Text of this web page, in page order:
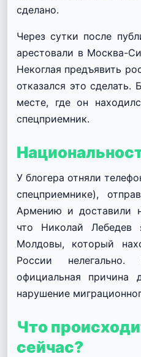
сделано.
Через сутки после
арестовали в Москва-
Некоглая предъявить
отказался это сделать.
месте, где он
спецприемник.
У блогера отняли
спецприемнике),
Армению и доставили
что Николай Лебедев
Молдовы, который
России нелегально.
официальная причина
нарушение
Что
сейчас?